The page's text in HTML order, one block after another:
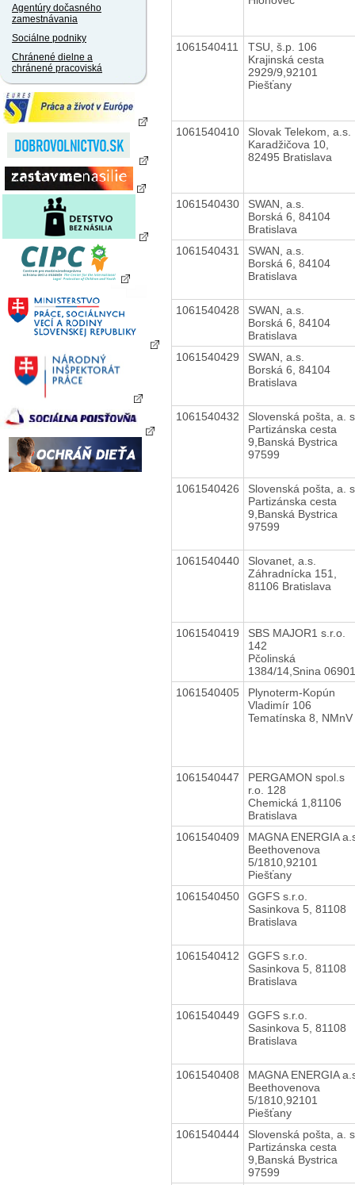
Agentúry dočasného
zamestnávania
Sociálne podniky
Chránené dielne a
chránené pracoviská
1061540411
TSU, š.p. 106
Krajinská cesta
2929/9,92101
Piešťany
1061540410
Slovak Telekom, a.s.
Karadžičova 10,
82495 Bratislava
1061540430
SWAN, a.s.
Borská 6, 84104
Bratislava
1061540431
SWAN, a.s.
Borská 6, 84104
Bratislava
1061540428
SWAN, a.s.
Borská 6, 84104
Bratislava
1061540429
SWAN, a.s.
Borská 6, 84104
Bratislava
1061540432
Slovenská pošta, a.
Partizánska cesta
9,Banská Bystrica
97599
1061540426
Slovenská pošta, a.
Partizánska cesta
9,Banská Bystrica
97599
1061540440
Slovanet, a.s.
Záhradnícka 151,
81106 Bratislava
1061540419
SBS MAJOR1 s.r.o.
142
Pčolinská
1384/14,Snina 06901
1061540405
Plynoterm-Kopún
Vladimír 106
Tematínska 8, NMnV
1061540447
PERGAMON spol.s
r.o. 128
Chemická 1,81106
Bratislava
1061540409
MAGNA ENERGIA
Beethovenova
5/1810,92101
Piešťany
1061540450
GGFS s.r.o.
Sasinkova 5, 81108
Bratislava
1061540412
GGFS s.r.o.
Sasinkova 5, 81108
Bratislava
1061540449
GGFS s.r.o.
Sasinkova 5, 81108
Bratislava
1061540408
MAGNA ENERGIA
Beethovenova
5/1810,92101
Piešťany
1061540444
Slovenská pošta, a.
Partizánska cesta
9,Banská Bystrica
97599